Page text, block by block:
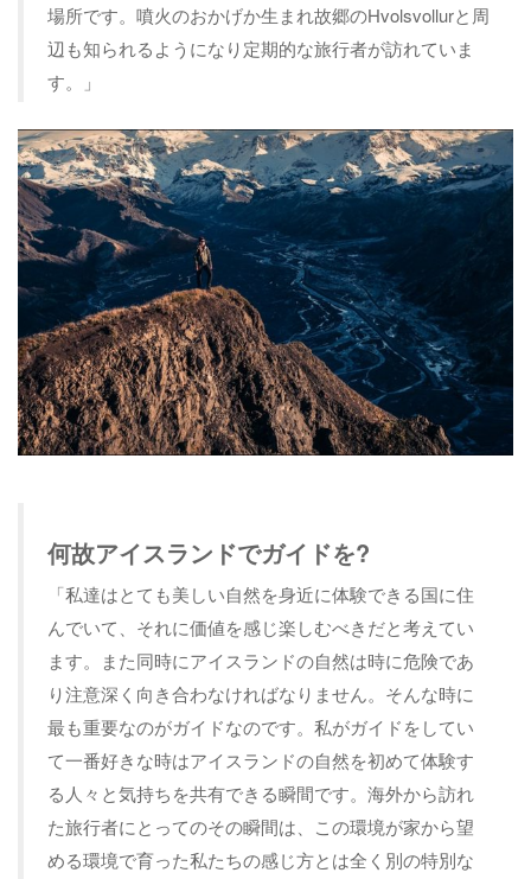
場所です。噴火のおかげか生まれ故郷のHvolsvollurと周
辺も知られるようになり定期的な旅行者が訪れていま
す。」
何故アイスランドでガイドを?
「私達はとても美しい自然を身近に体験できる国に住
んでいて、それに価値を感じ楽しむべきだと考えてい
ます。また同時にアイスランドの自然は時に危険であ
り注意深く向き合わなければなりません。そんな時に
最も重要なのがガイドなのです。私がガイドをしてい
て一番好きな時はアイスランドの自然を初めて体験す
る人々と気持ちを共有できる瞬間です。海外から訪れ
た旅行者にとってのその瞬間は、この環境が家から望
める環境で育った私たちの感じ方とは全く別の特別な